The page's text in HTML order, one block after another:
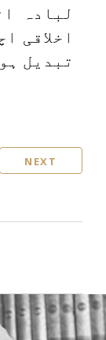
لبادہ
اخلاقی
تبدیل
NEXT